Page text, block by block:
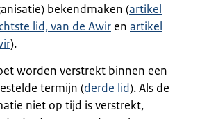
bekendmaken (artikel
lid, van de Awir en artikel
).
worden verstrekt binnen een
termijn (derde lid). Als de
niet op tijd is verstrekt,